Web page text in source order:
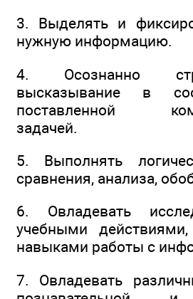
3. Выделять и
нужную информацию.
4. Осознанно
высказывание в
поставленной
задачей.
5. Выполнять
сравнения, анализа,
6. Овладевать
учебными
навыками работы с
7. Овладевать